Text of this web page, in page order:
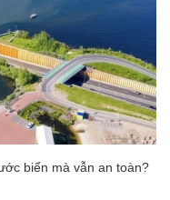
biển mà vẫn an toàn?